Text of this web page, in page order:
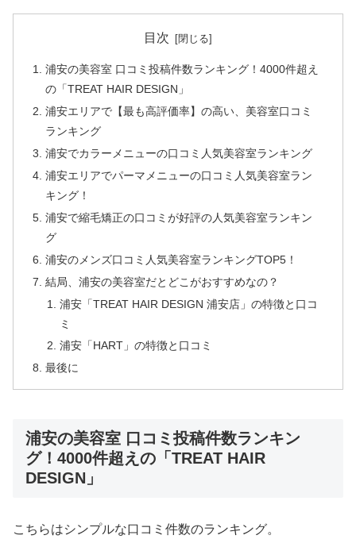
目次
浦安の美容室 口コミ投稿件数ランキング！4000件超え
の「TREAT HAIR DESIGN」
浦安エリアで【最も高評価率】の高い、美容室口コミ
ランキング
浦安でカラーメニューの口コミ人気美容室ランキング
浦安エリアでパーマメニューの口コミ人気美容室ラン
キング！
浦安で縮毛矯正の口コミが好評の人気美容室ランキン
グ
浦安のメンズ口コミ人気美容室ランキングTOP5！
結局、浦安の美容室だとどこがおすすめなの？
浦安「TREAT HAIR DESIGN 浦安店」の特徴と口コ
ミ
浦安「HART」の特徴と口コミ
最後に
浦安の美容室 口コミ投稿件数ランキン
グ！4000件超えの「TREAT HAIR
DESIGN」
こちらはシンプルな口コミ件数のランキング。